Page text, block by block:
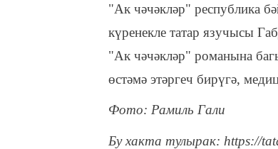
"Ак чәчәкләр" республика
күренекле татар язучысы
"Ак чәчәкләр" романына
өстәмә этәргеч бирүгә,
Фото: Рамиль Гали
Бу хакта тулырак: https://